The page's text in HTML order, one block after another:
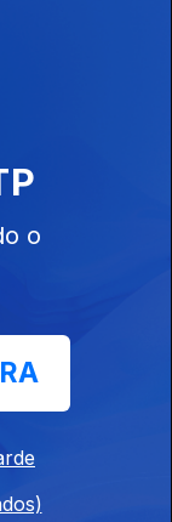
Ep. 7
Nordeste - São
o